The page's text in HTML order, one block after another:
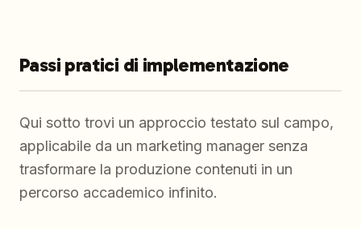
Passi pratici di implementazione
Qui sotto trovi un approccio testato sul campo,
applicabile da un marketing manager senza
trasformare la produzione contenuti in un
percorso accademico infinito.